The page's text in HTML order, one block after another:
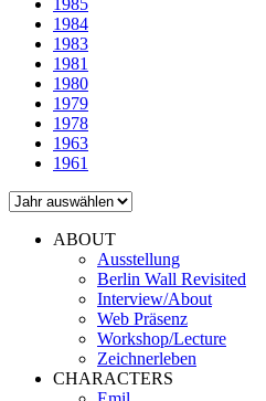
1985
1984
1983
1981
1980
1979
1978
1963
1961
ABOUT
Ausstellung
Berlin Wall Revisited
Interview/About
Web Präsenz
Workshop/Lecture
Zeichnerleben
CHARACTERS